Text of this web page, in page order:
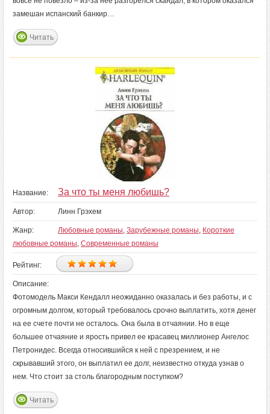
замешан испанский банкир…
Читать
Название: За что ты меня любишь?
Автор: Линн Грэхем
Жанр: Любовные романы, Зарубежные романы, Короткие
любовные романы, Современные романы
Рейтинг:
Описание:
Фотомодель Макси Кендалл неожиданно оказалась и без работы, и с
огромным долгом, который требовалось срочно выплатить, хотя денег
на ее счете почти не осталось. Она была в отчаянии. Но в еще
большее отчаяние и ярость привел ее красавец миллионер Ангелос
Петронидес. Всегда относившийся к ней с презрением, и не
скрывавший этого, он выплатил ее долг, неизвестно откуда узнав о
нем. Что стоит за столь благородным поступком?
Читать